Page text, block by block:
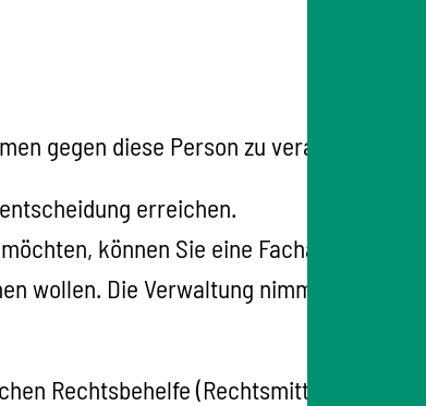
gegen diese Person zu veranlassen.
erreichen.
können Sie eine
wollen. Die Verwaltung nimmt dann die
Rechtsbehelfe (Rechtsmittel) ersetzen.